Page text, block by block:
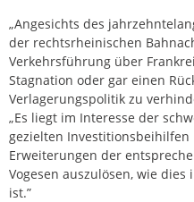
„Angesichts des
der rechtsrheinischen
Verkehrsführung über
Stagnation oder gar einen
Verlagerungspolitik zu
„Es liegt im Interesse der
gezielten
Erweiterungen der
Vogesen auszulösen, wie
ist.”